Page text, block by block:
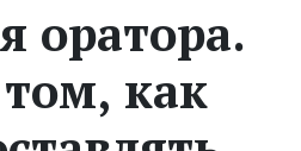
оратора.
как